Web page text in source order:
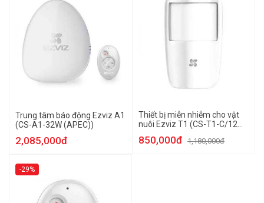
Trung tâm báo động Ezviz A1
(CS-A1-32W (APEC))
2,085,000đ
Thiết bị miễn nhiễm cho vật
nuôi Ezviz T1 (CS-T1-C/12M
850,000đ 1,180,000đ
-29%